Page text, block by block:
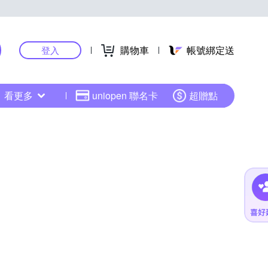
登入 購物車 帳號綁定送
看更多 uniopen 聯名卡 超贈點